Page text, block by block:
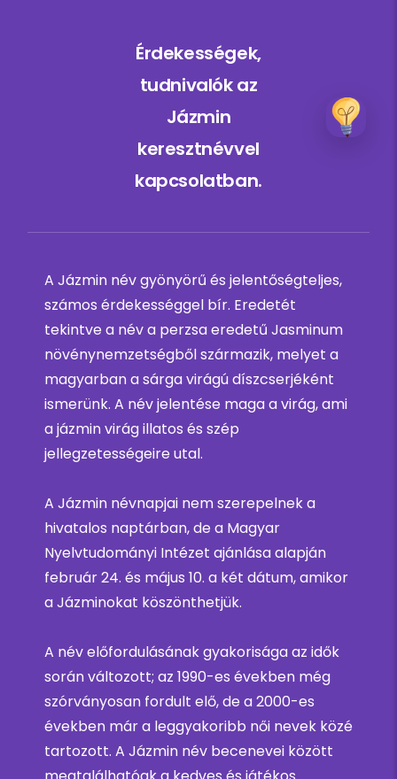
Érdekességek,
tudnivalók az
Jázmin
keresztnévvel
kapcsolatban.
A Jázmin név gyönyörű és jelentőségteljes,
számos érdekességgel bír. Eredetét
tekintve a név a perzsa eredetű Jasminum
növénynemzetségből származik, melyet a
magyarban a sárga virágú díszcserjéként
ismerünk. A név jelentése maga a virág, ami
a jázmin virág illatos és szép
jellegzetességeire utal.
A Jázmin névnapjai nem szerepelnek a
hivatalos naptárban, de a Magyar
Nyelvtudományi Intézet ajánlása alapján
február 24. és május 10. a két dátum, amikor
a Jázminokat köszönthetjük.
A név előfordulásának gyakorisága az idők
során változott; az 1990-es években még
szórványosan fordult elő, de a 2000-es
években már a leggyakoribb női nevek közé
tartozott. A Jázmin név becenevei között